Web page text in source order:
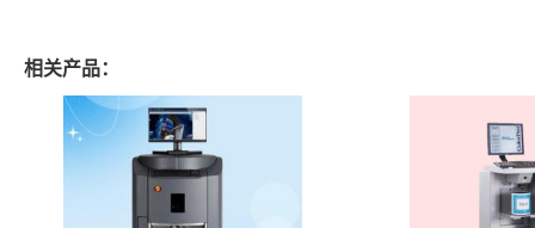
相关产品：